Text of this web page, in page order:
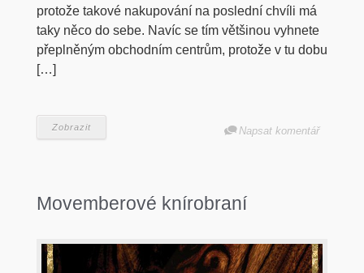
protože takové nakupování na poslední chvíli má
taky něco do sebe. Navíc se tím většinou vyhnete
přeplněným obchodním centrům, protože v tu dobu
[…]
Zobrazit Napsat komentář
Movemberové knírobraní